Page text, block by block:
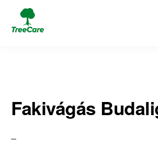
Skip
WordPress
oldal
Fakivágás